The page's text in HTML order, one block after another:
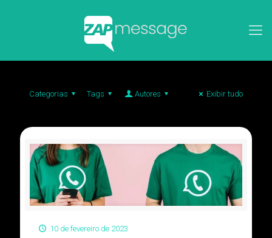
Categorias Tags Autores Exibir tudo
10 de fevereiro de 2023